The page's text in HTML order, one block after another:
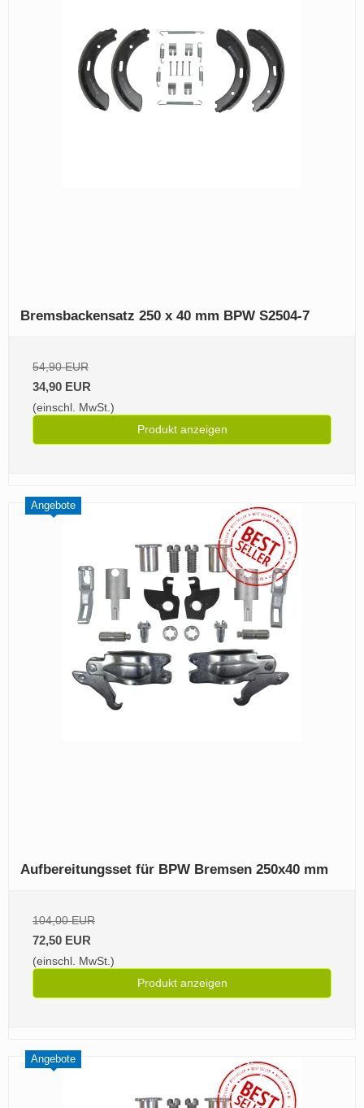
Bremsbackensatz 250 x 40 mm BPW S2504-7
54,90 EUR
34,90 EUR
(einschl. MwSt.)
Produkt anzeigen
Angebote
Aufbereitungsset für BPW Bremsen 250x40 mm
104,00 EUR
72,50 EUR
(einschl. MwSt.)
Produkt anzeigen
Angebote